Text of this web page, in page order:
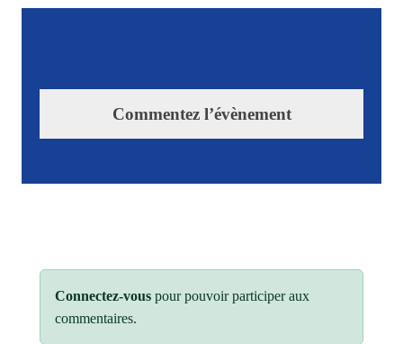
Commentez l’évènement
Connectez-vous pour pouvoir participer aux
commentaires.